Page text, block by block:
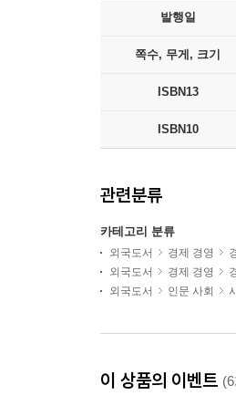
발행일
쪽수, 무게, 크기
ISBN13
ISBN10
관련분류
카테고리 분류
외국도서 경제 경영
외국도서
경제 경영
외국도서
인문 사회
이 상품의 이벤트